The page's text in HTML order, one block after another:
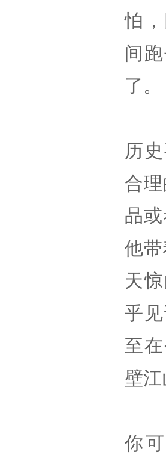
怕
间
了。
历
合
品
他
天
乎
至
壁
你